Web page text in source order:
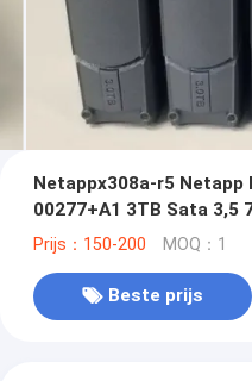
Netappx308a-r5 Netapp
00277+A1 3TB Sata 3,5
Prijs：150-200 MOQ：1
Beste prijs